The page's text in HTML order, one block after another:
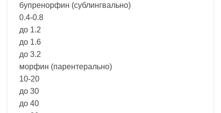
бупренорфин (сублингвально)
0.4-0.8
до 1.2
до 1.6
до 3.2
морфин (парентерально)
10-20
до 30
до 40